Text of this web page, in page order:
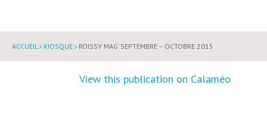
ACCUEIL KIOSQUE ROISSY MAG’ SEPTEMBRE – OCTOBRE 2015
View this publication on Calaméo